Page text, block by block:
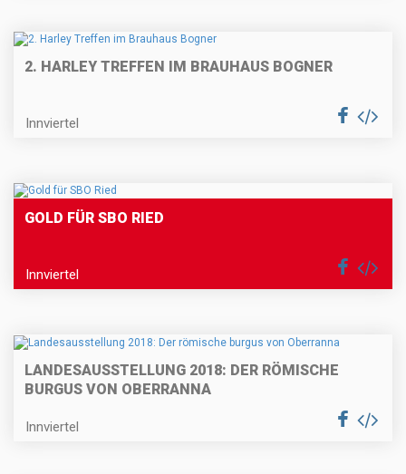
2. HARLEY TREFFEN IM BRAUHAUS BOGNER
Innviertel
GOLD FÜR SBO RIED
Innviertel
LANDESAUSSTELLUNG 2018: DER RÖMISCHE
BURGUS VON OBERRANNA
Innviertel